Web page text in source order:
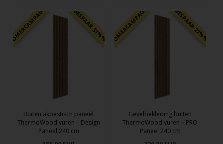
BESPAAR 31%%
ZOMERCAMPAGNE
Buiten akoestisch paneel
ThermoWood vuren – Design
Paneel 240 cm
BESPAAR 27%%
ZOMERCAMPAGNE
Gevelbekleding buiten
ThermoWood vuren – PRO
Paneel 240 cm